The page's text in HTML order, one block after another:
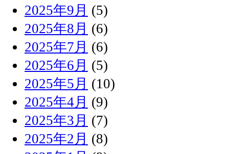
2025年9月 (5)
2025年8月 (6)
2025年7月 (6)
2025年6月 (5)
2025年5月 (10)
2025年4月 (9)
2025年3月 (7)
2025年2月 (8)